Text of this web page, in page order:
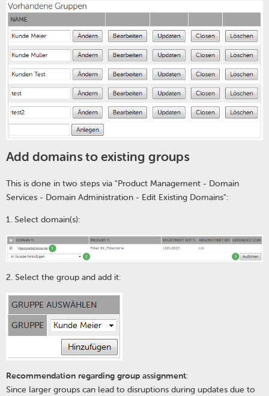
Add domains to existing groups
This is done in two steps via "Product Management - Domain
Services - Domain Administration - Edit Existing Domains":
1. Select domain(s):
2. Select the group and add it:
Recommendation regarding group assignment:
Since larger groups can lead to disruptions during updates due to